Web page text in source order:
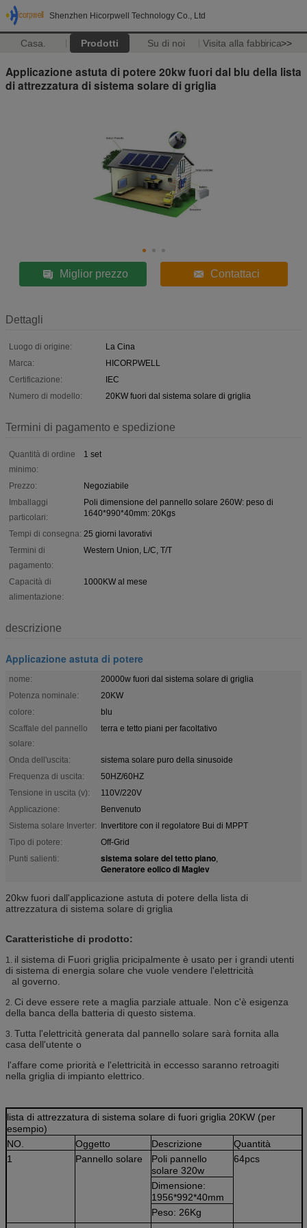
Shenzhen Hicorpwell Technology Co., Ltd
Casa. Prodotti Su di noi Visita alla fabbrica>>
Applicazione astuta di potere 20kw fuori dal blu della lista
di attrezzatura di sistema solare di griglia
Miglior prezzo Contattaci
Dettagli
Luogo di origine:
La Cina
Marca:
HICORPWELL
Certificazione:
IEC
Numero di modello:
20KW fuori dal sistema solare di griglia
Termini di pagamento e spedizione
Quantità di ordine
minimo:
1 set
Prezzo:
Negoziabile
Imballaggi
particolari:
Poli dimensione del pannello solare 260W: peso di
1640*990*40mm: 20Kgs
Tempi di consegna: 25 giorni lavorativi
Termini di
pagamento:
Western Union, L/C, T/T
Capacità di
alimentazione:
1000KW al mese
descrizione
Applicazione astuta di potere
nome:
20000w fuori dal sistema solare di griglia
Potenza nominale:
20KW
colore:
blu
Scaffale del pannello
solare:
terra e tetto piani per facoltativo
Onda dell'uscita:
sistema solare puro della sinusoide
Frequenza di uscita:
50HZ/60HZ
Tensione in uscita (v):
110V/220V
Applicazione:
Benvenuto
Sistema solare Inverter: Invertitore con il regolatore Bui di MPPT
Tipo di potere:
Off-Grid
Punti salienti:
sistema solare del tetto piano,
Generatore eolico di Maglev
20kw fuori dall'applicazione astuta di potere della lista di
attrezzatura di sistema solare di griglia
Caratteristiche di prodotto:
1. il sistema di Fuori griglia pricipalmente è usato per i grandi utenti
di sistema di energia solare che vuole vendere l'elettricità
al governo.
2. Ci deve essere rete a maglia parziale attuale. Non c'è esigenza
della banca della batteria di questo sistema.
3. Tutta l'elettricità generata dal pannello solare sarà fornita alla
casa dell'utente o
l'affare come priorità e l'elettricità in eccesso saranno retroagiti
nella griglia di impianto elettrico.
lista di attrezzatura di sistema solare di fuori griglia 20KW (per
esempio)
NO.
Oggetto Descrizione
Quantità
1
Pannello solare
Poli pannello
solare 320w
64pcs
Dimensione:
1956*992*40mm
Peso: 26Kg